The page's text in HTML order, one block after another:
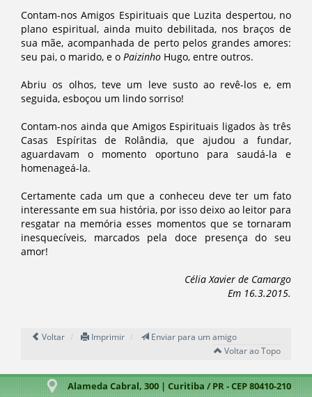
Contam-nos Amigos Espirituais que Luzita despertou, no
plano espiritual, ainda muito debilitada, nos braços de
sua mãe, acompanhada de perto pelos grandes amores:
seu pai, o marido, e o Paizinho Hugo, entre outros.
Abriu os olhos, teve um leve susto ao revê-los e, em
seguida, esboçou um lindo sorriso!
Contam-nos ainda que Amigos Espirituais ligados às três
Casas Espíritas de Rolândia, que ajudou a fundar,
aguardavam o momento oportuno para saudá-la e
homenageá-la.
Certamente cada um que a conheceu deve ter um fato
interessante em sua história, por isso deixo ao leitor para
resgatar na memória esses momentos que se tornaram
inesquecíveis, marcados pela doce presença do seu
amor!
Célia Xavier de Camargo
Em 16.3.2015.
Voltar Imprimir
Enviar para um amigo
Voltar ao Topo
Alameda Cabral, 300 | Curitiba / PR - CEP 80410-210